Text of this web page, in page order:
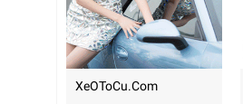
XeOToCu.com